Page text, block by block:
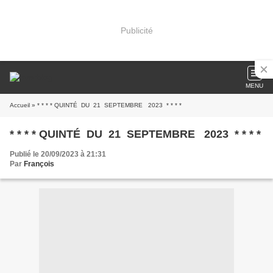
Publicité
MENU
Accueil » * * * * QUINTÉ DU 21 SEPTEMBRE 2023 * * * *
* * * * QUINTÉ DU 21 SEPTEMBRE 2023 * * * *
Publié le 20/09/2023 à 21:31
Par François